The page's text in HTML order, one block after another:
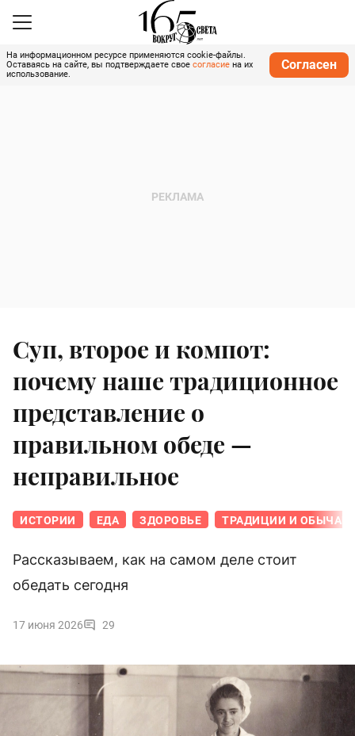
На информационном ресурсе применяются cookie-файлы.
Оставаясь на сайте, вы подтверждаете свое согласие на их
использование.
Согласен
Суп, второе и компот:
почему наше традиционное
представление о
правильном обеде —
неправильное
ИСТОРИИ ЕДА ЗДОРОВЬЕ ТРАДИЦИИ И ОБЫЧАИ
Рассказываем, как на самом деле стоит
обедать сегодня
17 июня 2026 29